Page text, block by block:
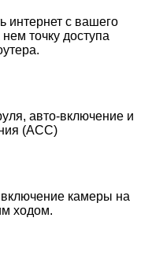
интернет с вашего
точку доступа
авто-включение и
(ACC)
камеры на
ходом.